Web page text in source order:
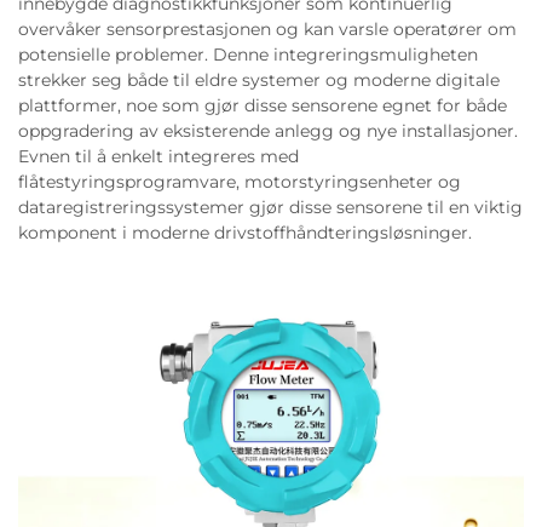
overvåker sensorprestasjonen og kan varsle operatører om
potensielle problemer. Denne integreringsmuligheten
strekker seg både til eldre systemer og moderne digitale
plattformer, noe som gjør disse sensorene egnet for både
oppgradering av eksisterende anlegg og nye installasjoner.
Evnen til å enkelt integreres med
flåtestyringsprogramvare, motorstyringsenheter og
dataregistreringssystemer gjør disse sensorene til en viktig
komponent i moderne drivstoffhåndteringsløsninger.